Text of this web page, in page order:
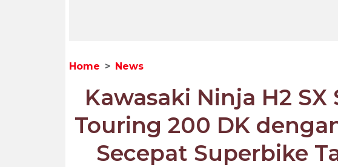
Home News
Kawasaki Ninja H2 SX
Touring 200 DK
Secepat Superbike